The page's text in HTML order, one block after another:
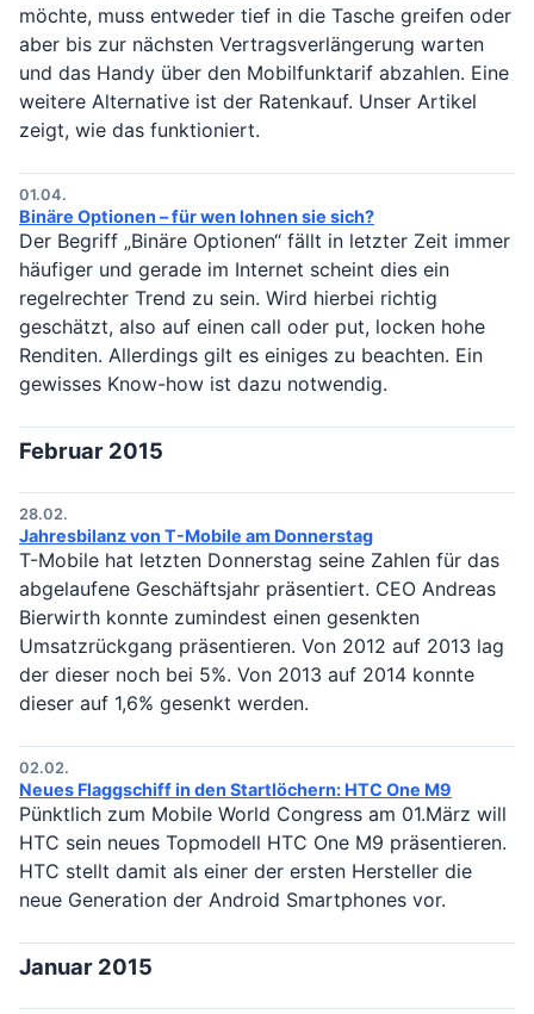
möchte, muss entweder tief in die Tasche greifen oder
aber bis zur nächsten Vertragsverlängerung warten
und das Handy über den Mobilfunktarif abzahlen. Eine
weitere Alternative ist der Ratenkauf. Unser Artikel
zeigt, wie das funktioniert.
01.04.
Binäre Optionen – für wen lohnen sie sich?
Der Begriff „Binäre Optionen“ fällt in letzter Zeit immer
häufiger und gerade im Internet scheint dies ein
regelrechter Trend zu sein. Wird hierbei richtig
geschätzt, also auf einen call oder put, locken hohe
Renditen. Allerdings gilt es einiges zu beachten. Ein
gewisses Know-how ist dazu notwendig.
Februar 2015
28.02.
Jahresbilanz von T-Mobile am Donnerstag
T-Mobile hat letzten Donnerstag seine Zahlen für das
abgelaufene Geschäftsjahr präsentiert. CEO Andreas
Bierwirth konnte zumindest einen gesenkten
Umsatzrückgang präsentieren. Von 2012 auf 2013 lag
der dieser noch bei 5%. Von 2013 auf 2014 konnte
dieser auf 1,6% gesenkt werden.
02.02.
Neues Flaggschiff in den Startlöchern: HTC One M9
Pünktlich zum Mobile World Congress am 01.März will
HTC sein neues Topmodell HTC One M9 präsentieren.
HTC stellt damit als einer der ersten Hersteller die
neue Generation der Android Smartphones vor.
Januar 2015